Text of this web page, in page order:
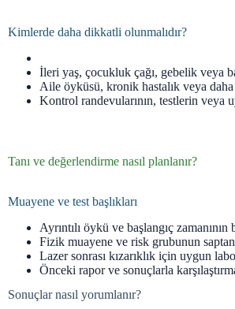
Kimlerde daha dikkatli olunmalıdır?
İleri yaş, çocukluk çağı, gebelik veya
Aile öyküsü, kronik hastalık veya daha
Kontrol randevularının, testlerin veya
Tanı ve değerlendirme nasıl planlanır?
Muayene ve test başlıkları
Ayrıntılı öykü ve başlangıç zamanının
Fizik muayene ve risk grubunun
Lazer sonrası kızarıklık için uygun
Önceki rapor ve sonuçlarla
Sonuçlar nasıl yorumlanır?